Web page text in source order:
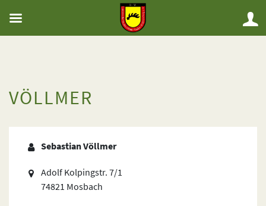
VÖLLMER
Sebastian Völlmer
Adolf Kolpingstr. 7/1
74821 Mosbach